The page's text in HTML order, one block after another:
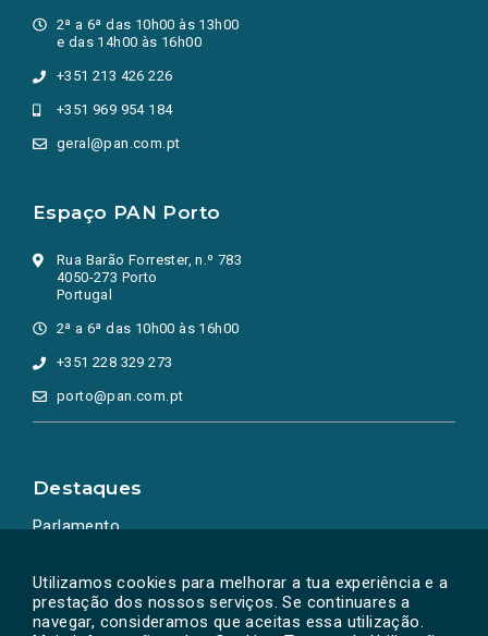
Utilizamos cookies para melhorar a tua experiência e a
prestação dos nossos serviços. Se continuares a
navegar, consideramos que aceitas essa utilização.
2ª a 6ª das 10h00 às 13h00
e das 14h00 às 16h00
+351 213 426 226
+351 969 954 184
geral@pan.com.pt
Espaço PAN Porto
Rua Barão Forrester, n.º 783
4050-273 Porto
Portugal
2ª a 6ª das 10h00 às 16h00
+351 228 329 273
porto@pan.com.pt
Destaques
Parlamento